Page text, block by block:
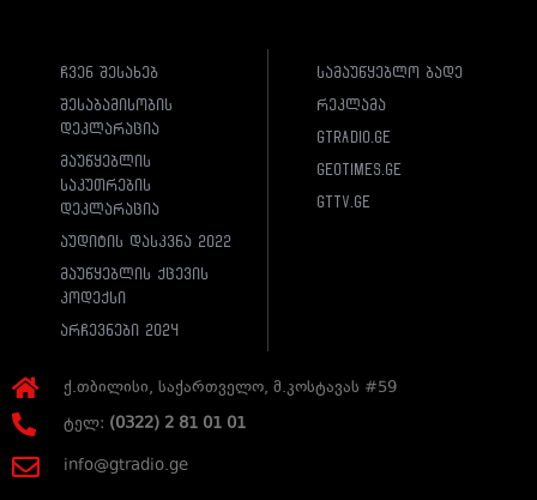
ჩვენ შესახებ
შესაბამისობის
დეკლარაცია
მაუწყებლის
საკუთრების
დეკლარაცია
აუდიტის დასკვნა 2022
მაუწყებლის ქცევის
კოდექსი
არჩევნები 2024
სამაუწყებლო ბადე
რეკლამა
gtradio.ge
geotimes.ge
gttv.ge
ქ.თბილისი, საქართველო, მ.კოსტავას #59
ტელ: (0322) 2 81 01 01
info@gtradio.ge